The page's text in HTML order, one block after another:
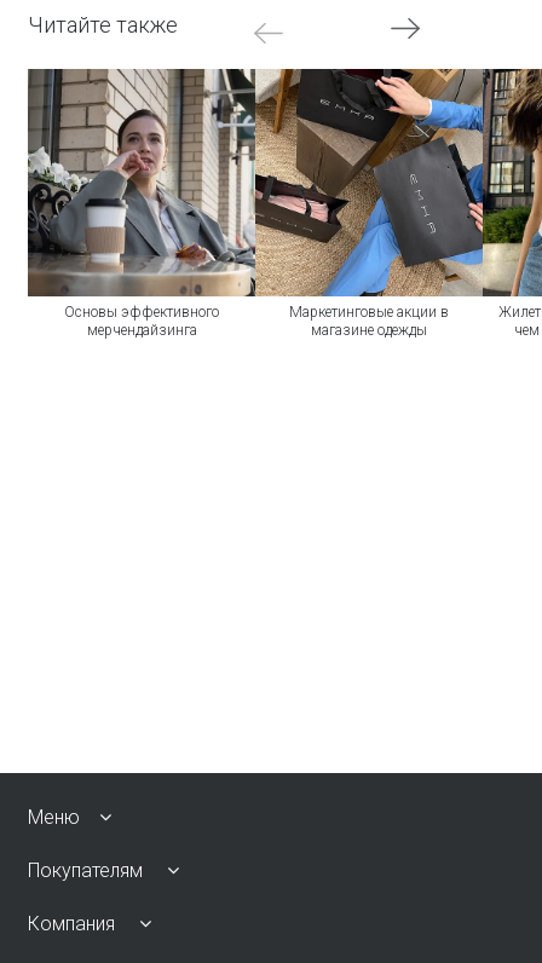
Читайте также
Основы эффективного
мерчендайзинга
Маркетинговые акции в
магазине одежды
чем
Меню
Покупателям
Компания